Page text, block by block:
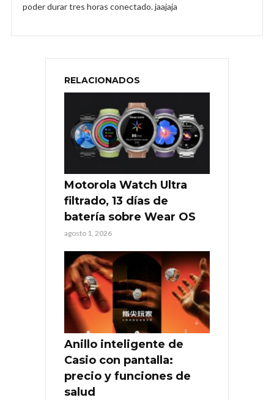
poder durar tres horas conectado. jaajaja
RELACIONADOS
Motorola Watch Ultra
filtrado, 13 días de
batería sobre Wear OS
agosto 1, 2026
Anillo inteligente de
Casio con pantalla:
precio y funciones de
salud